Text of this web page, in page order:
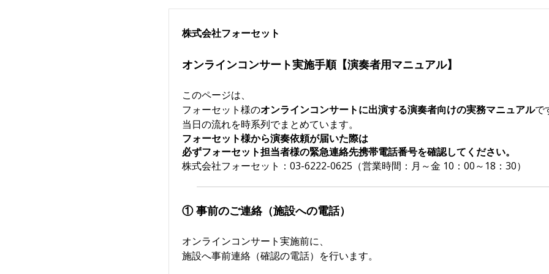
株式会社フォーセット
オンラインコンサート実施手順【演奏者用マニュアル】
このページは、
フォーセット様のオンラインコンサートに出演する演奏者向けの実務マニュアルで
当日の流れを時系列でまとめています。
フォーセット様から演奏依頼が届いた際は
必ずフォーセット担当者様の緊急連絡先携帯電話番号を確認してください。
株式会社フォーセット：03-6222-0625（営業時間：月～金 10：00～18：30）
① 事前のご連絡（施設への電話）
オンラインコンサート実施前に、
施設へ事前連絡（確認の電話）を行います。